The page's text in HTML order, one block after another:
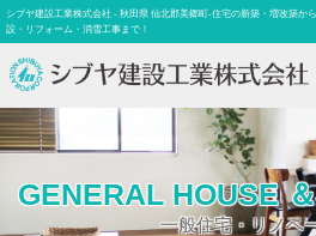
シブヤ建設工業株式会社 - 秋田県 仙北郡美郷町-住宅の新築・増改築か
設・リフォーム・消雪工事まで！
GENERAL HOUSE
一般住宅・リノベ